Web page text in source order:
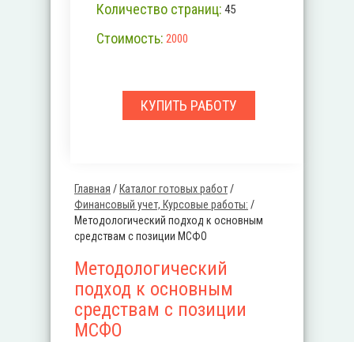
Вы здесь
Главная / Каталог готовых работ/
Финансовый учет, Курсовые работы: /
Методологический подход к основным
средствам с позиции МСФО
Методологический
подход к основным
средствам с позиции
МСФО
Количество страниц: 45
Стоимость: 2000
КУПИТЬ РАБОТУ